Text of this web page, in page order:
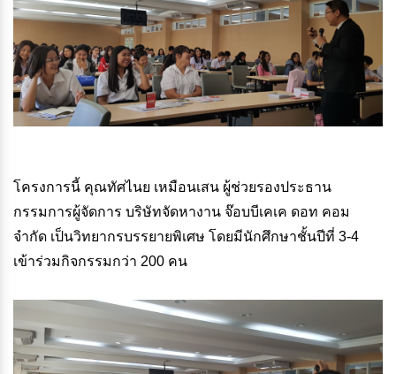
โครงการนี้ คุณทัศไนย เหมือนเสน ผู้ช่วยรองประธาน
กรรมการผู้จัดการ บริษัทจัดหางาน จ๊อบบีเคเค ดอท คอม
จำกัด เป็นวิทยากรบรรยายพิเศษ โดยมีนักศึกษาชั้นปีที่ 3-4
เข้าร่วมกิจกรรมกว่า 200 คน